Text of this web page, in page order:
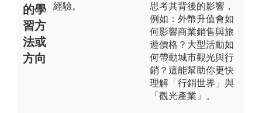
的學
習方
法或
方向
經驗。
思考其背後的影響，
例如：外幣升值會如
何影響商業銷售與旅
遊價格？大型活動如
何帶動城市觀光與行
銷？這能幫助你更快
理解「行銷世界」與
「觀光產業」。